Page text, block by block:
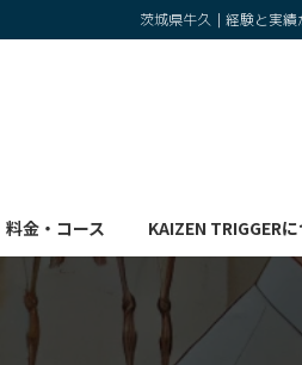
ン
ッ
プ
ビ
移
動
茨城県牛久｜経験と実
料金・コース KAIZEN TRIGGER